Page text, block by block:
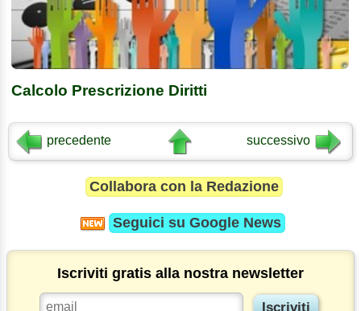
Calcolo Prescrizione Diritti
precedente successivo
Collabora con la Redazione
Seguici su Google News
Iscriviti gratis alla nostra newsletter